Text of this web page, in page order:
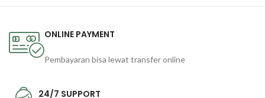
ONLINE PAYMENT
Pembayaran bisa lewat transfer online
24/7 SUPPORT